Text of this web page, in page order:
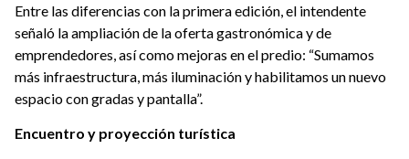
Entre las diferencias con la primera edición, el intendente
señaló la ampliación de la oferta gastronómica y de
emprendedores, así como mejoras en el predio: “Sumamos
más infraestructura, más iluminación y habilitamos un nuevo
espacio con gradas y pantalla”.
Encuentro y proyección turística